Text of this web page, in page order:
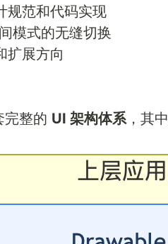
规范和代码实现
模式的无缝切换
扩展方向
完整的 UI 架构体系，其中